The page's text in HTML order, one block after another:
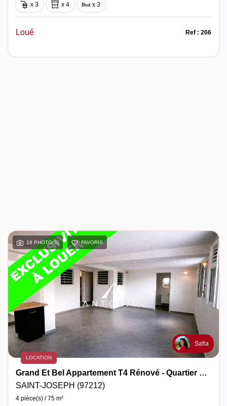
x 3 x 4 x 3
Loué Ref : 266
18 PHOTO(S) FAVORIS
Safia
LOCATION
Grand Et Bel Appartement T4 Rénové - Quartier Salubre
SAINT-JOSEPH (97212)
4 pièce(s) / 75 m²